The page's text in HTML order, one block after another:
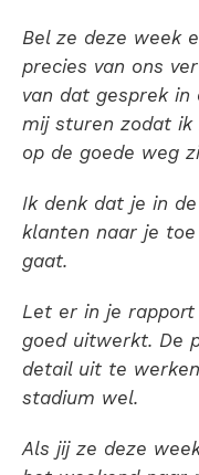
Bel ze deze week
precies van ons
van dat gesprek
mij sturen zodat ik
op de goede weg
Ik denk dat je in
klanten naar je
gaat.
Let er in je
goed uitwerkt. De
detail uit te
stadium wel.
Als jij ze deze